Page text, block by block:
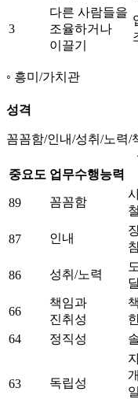
3
다른 사람들을
조율하거나
이끌기
흥미/가치관
성격
꼼꼼함/인내/성취/노력/
중요도 업무수행능력
89 꼼꼼함
87 인내
86 성취/노력
66
책임과
진취성
64
정직성
63 독립성